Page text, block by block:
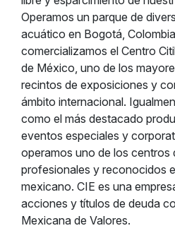
Operamos un parque de
acuático en Bogotá,
comercializamos el Centro
de México, uno de los
recintos de exposiciones y
ámbito internacional.
como el más destacado
eventos especiales y
operamos uno de los centros
profesionales y reconocidos
mexicano. CIE es una
acciones y títulos de deuda
Mexicana de Valores.